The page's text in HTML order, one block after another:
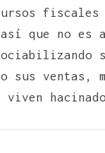
fiscales
que no es
sus ventas,
viven